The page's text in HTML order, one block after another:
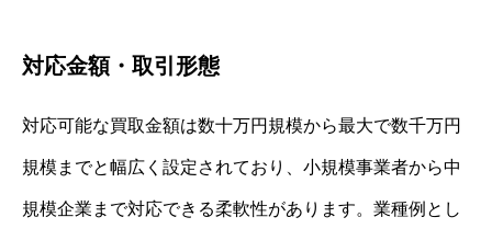
対応金額・取引形態
対応可能な買取金額は数十万円規模から最大で数千万円
規模までと幅広く設定されており、小規模事業者から中
規模企業まで対応できる柔軟性があります。業種例とし